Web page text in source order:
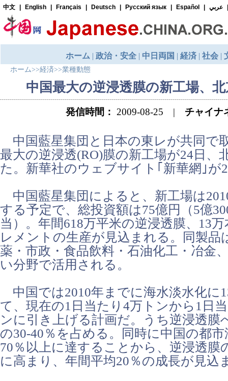
ホーム>>経済>>業種動態
中国最大の逆浸透膜の新工場、
発信時間： 2009-08-25 | チャイナ
中国藍星集団と日本の東レが共同で
最大の逆浸透(RO)膜の新工場が24日、
た。新華社のウェブサイト｢新華網｣が
中国藍星集団によると、新工場は
する予定で、総投資額は75億円（5億
当）。年間618万平米の逆浸透膜、13
レメントの生産が見込まれる。同製品
薬・市政・食品飲料・石油化工・冶金
い分野で活用される。
中国では2010年までに海水淡水化に
て、現在の1日当たり4万トンから1日
ンに引き上げる計画だ。うち逆浸透膜
の30-40％を占める。同時に中国の都
70％以上に達することから、逆浸透膜
に高まり、年間平均20％の成長が見込